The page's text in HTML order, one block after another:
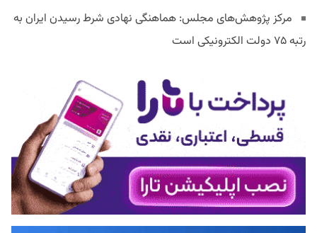
مرکز پژوهش‌های مجلس: هماهنگی نهادی شرط رسیدن ایران به
رتبه ۷۵ دولت الکترونیکی است